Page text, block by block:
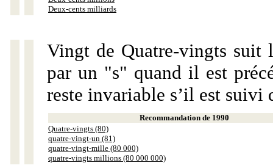
Deux-cents milliards
Vingt de Quatre-vingts suit
par un "s" quand il est
reste invariable s’il est suivi
Recommandation de 1990
Quatre-vingts (80)
quatre-vingt-un (81)
quatre-vingt-mille (80 000)
quatre-vingts millions (80 000 000)